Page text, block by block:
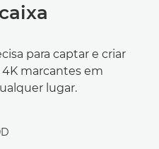
para captar e criar
marcantes em
lugar.